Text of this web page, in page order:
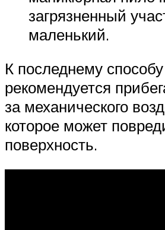
загрязненный
маленький.
К последнему способу
рекомендуется
за механического
которое может
поверхность.